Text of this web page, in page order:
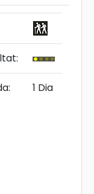
1 Dia